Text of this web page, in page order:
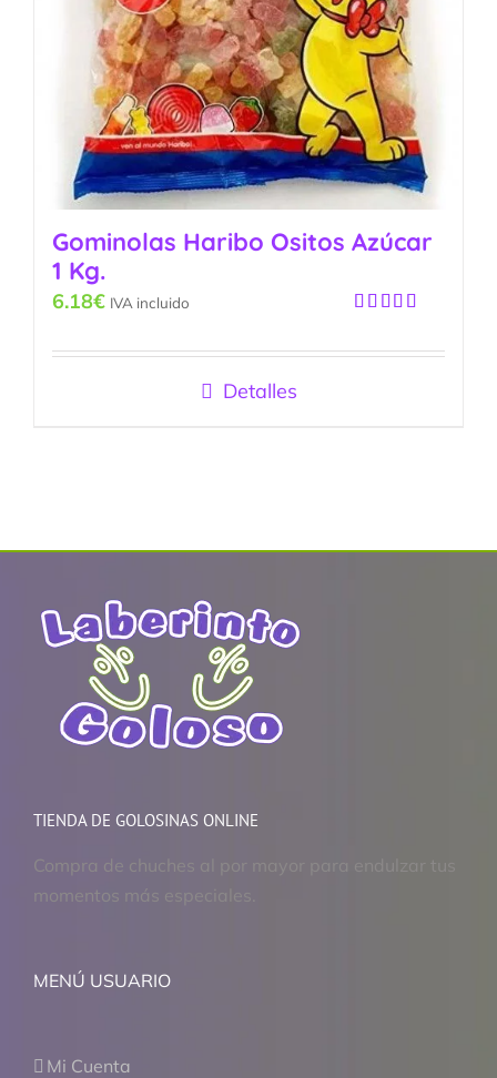
Gominolas Haribo Ositos Azúcar
1 Kg.
de 5
6.18€ IVA incluido
Detalles
TIENDA DE GOLOSINAS ONLINE
Compra de chuches al por mayor para endulzar tus
momentos más especiales.
MENÚ USUARIO
Mi Cuenta